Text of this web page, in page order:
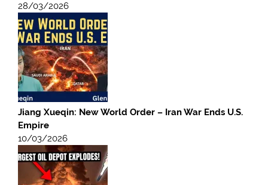
28/03/2026
Jiang Xueqin: New World Order – Iran War Ends U.S.
Empire
10/03/2026